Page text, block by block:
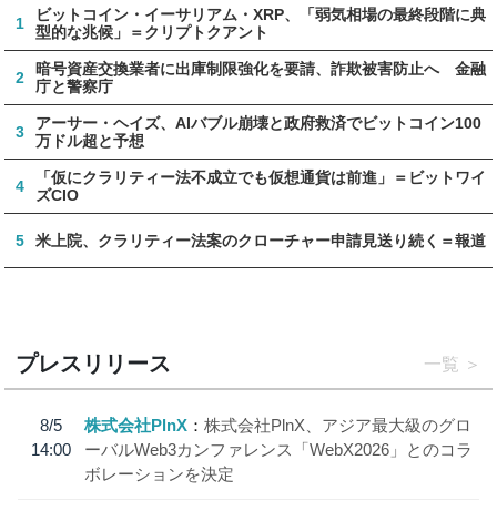
1
ビットコイン・イーサリアム・XRP、「弱気相場の最終段階に典
型的な兆候」＝クリプトクアント
2
暗号資産交換業者に出庫制限強化を要請、詐欺被害防止へ 金融
庁と警察庁
3
アーサー・ヘイズ、AIバブル崩壊と政府救済でビットコイン100
万ドル超と予想
4
「仮にクラリティー法不成立でも仮想通貨は前進」＝ビットワイ
ズCIO
5 米上院、クラリティー法案のクローチャー申請見送り続く＝報道
プレスリリース 一覧
8/5
14:00
株式会社PlnX
株式会社PlnX、アジア最大級のグロ
ーバルWeb3カンファレンス「WebX2026」とのコラ
ボレーションを決定